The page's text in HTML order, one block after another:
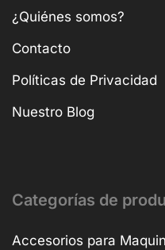
¿Quiénes somos?
Contacto
Políticas de Privacidad
Nuestro Blog
Categorías de
Accesorios para